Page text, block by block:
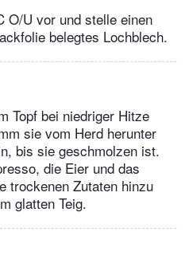
O/U vor und stelle einen
belegtes Lochblech.
Topf bei niedriger Hitze
sie vom Herd herunter
bis sie geschmolzen ist.
die Eier und das
trockenen Zutaten hinzu
glatten Teig.